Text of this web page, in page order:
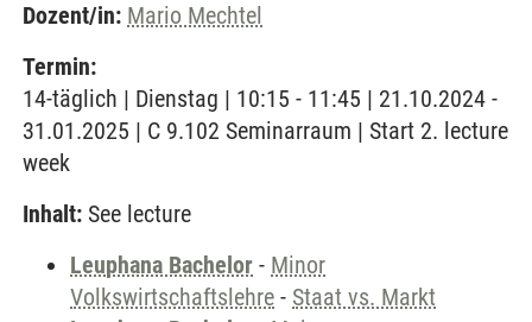
Dozent/in: Mario Mechtel
Termin:
14-täglich | Dienstag | 10:15 - 11:45 | 21.10.2024 -
31.01.2025 | C 9.102 Seminarraum | Start 2. lecture
week
Inhalt: See lecture
Leuphana Bachelor - Minor
Volkswirtschaftslehre - Staat vs. Markt